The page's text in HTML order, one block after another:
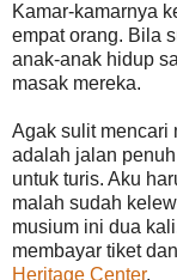
Kamar-kamarnya
empat orang. Bila
anak-anak hidup
masak mereka.
Agak sulit mencari
adalah jalan
untuk turis. Aku
malah sudah
musium ini dua
membayar tiket
Heritage Center.